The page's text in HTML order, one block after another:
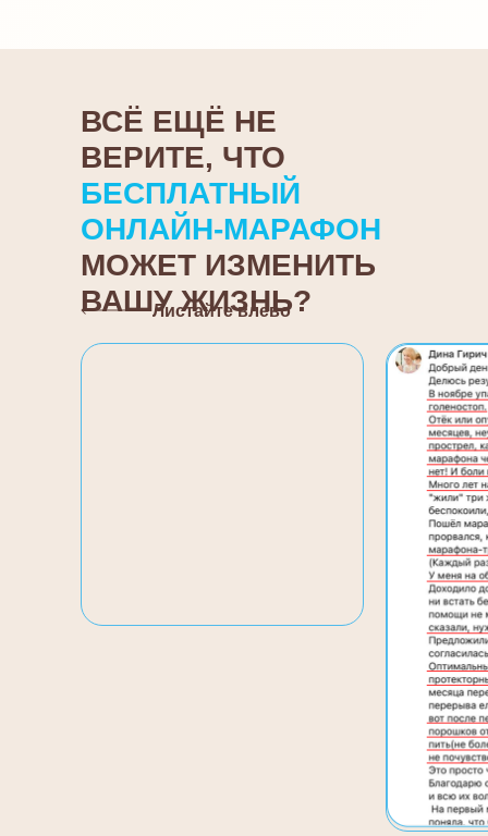
ВСЁ ЕЩЁ НЕ
ВЕРИТЕ, ЧТО
БЕСПЛАТНЫЙ
ОНЛАЙН-МАРАФОН
МОЖЕТ ИЗМЕНИТЬ
ВАШУ ЖИЗНЬ?
Листайте влево